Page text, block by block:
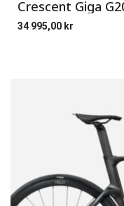
Crescent Giga
34 995,00 kr